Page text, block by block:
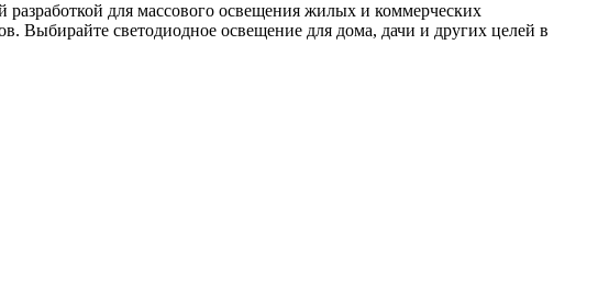
для массового освещения жилых и коммерческих
светодиодное освещение для дома, дачи и других целей в